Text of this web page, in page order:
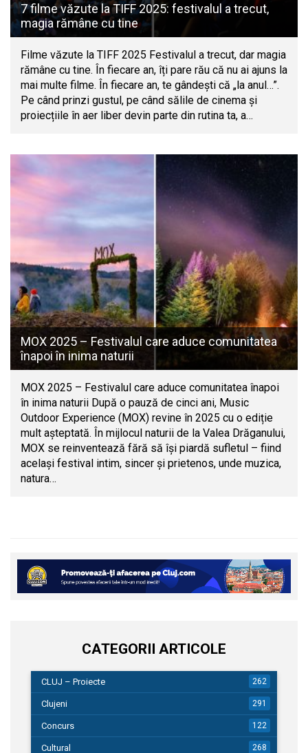
7 filme văzute la TIFF 2025: festivalul a trecut,
magia rămâne cu tine
Filme văzute la TIFF 2025 Festivalul a trecut, dar magia
rămâne cu tine. În fiecare an, îți pare rău că nu ai ajuns la
mai multe filme. În fiecare an, te gândești că „la anul…”.
Pe când prinzi gustul, pe când sălile de cinema și
proiecțiile în aer liber devin parte din rutina ta, a…
MOX 2025 – Festivalul care aduce comunitatea
înapoi în inima naturii
MOX 2025 – Festivalul care aduce comunitatea înapoi
în inima naturii După o pauză de cinci ani, Music
Outdoor Experience (MOX) revine în 2025 cu o ediție
mult așteptată. În mijlocul naturii de la Valea Drăganului,
MOX se reinventează fără să își piardă sufletul – fiind
același festival intim, sincer și prietenos, unde muzica,
natura…
CATEGORII ARTICOLE
CLUJ – Proiecte 262
Clujeni 291
Concurs 122
Cultural 268